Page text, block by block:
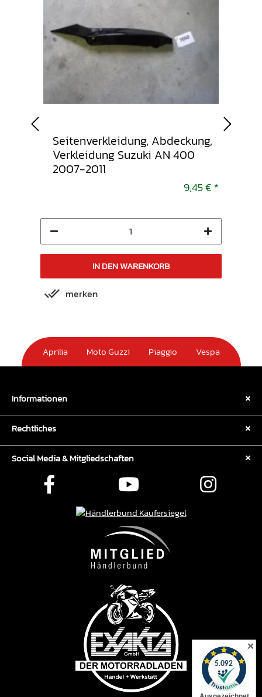
Seitenverkleidung, Abdeckung,
Verkleidung Suzuki AN 400
2007-2011
9,45 € *
IN DEN WARENKORB
merken
Aprilia Moto Guzzi Piaggio Vespa
Informationen
Rechtliches
Social Media & Mitgliedschaften
✕